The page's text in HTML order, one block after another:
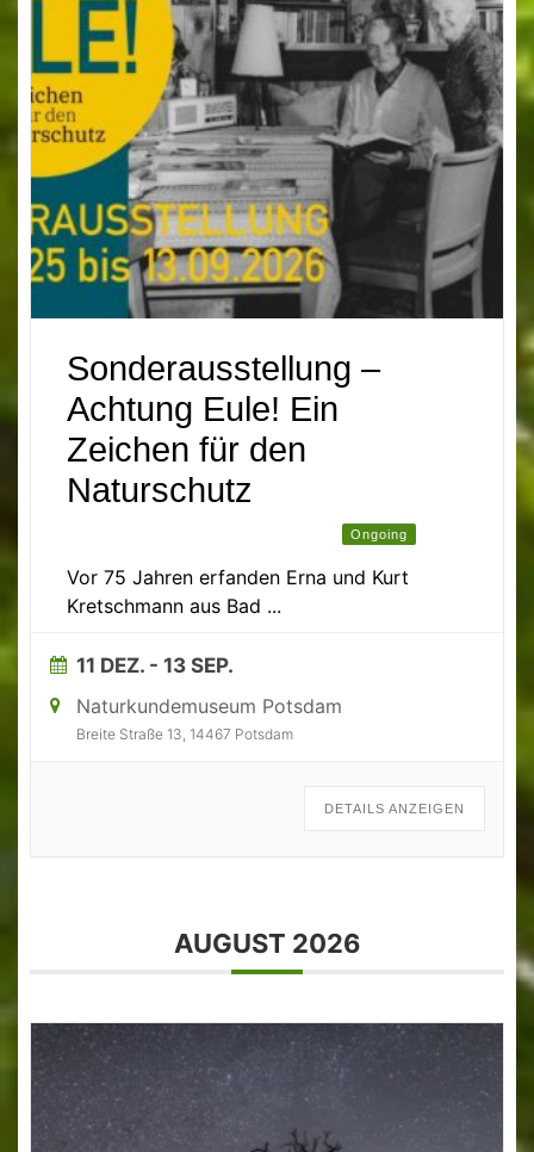
Sonderausstellung –
Achtung Eule! Ein
Zeichen für den
Naturschutz
Ongoing
Vor 75 Jahren erfanden Erna und Kurt
Kretschmann aus Bad ...
11 DEZ. - 13 SEP.
Naturkundemuseum Potsdam
Breite Straße 13, 14467 Potsdam
DETAILS ANZEIGEN
AUGUST 2026